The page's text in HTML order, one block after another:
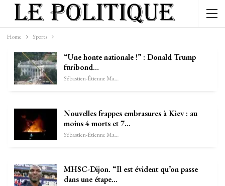
Home Sports
“Une honte nationale !” : Donald Trump
furibond…
Sébastien-Étienne Marechal
Nouvelles frappes embrasures à Kiev : au
moins 4 morts et 7…
Sébastien-Étienne Marechal
MHSC-Dijon. “Il est évident qu’on passe
dans une étape…